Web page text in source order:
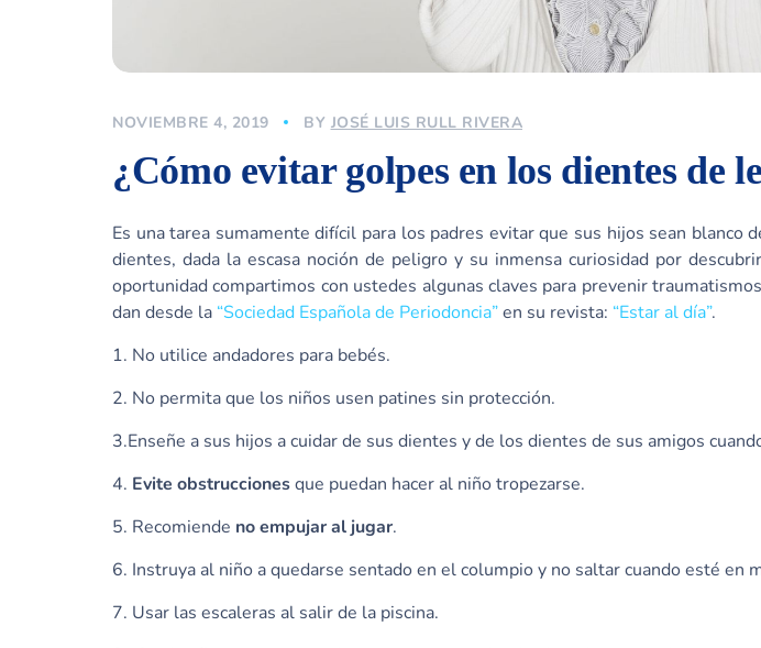
NOVIEMBRE 4, 2019 BY JOSÉ LUIS RULL RIVERA
¿Cómo evitar golpes en los dientes de
Es una tarea sumamente difícil para los padres evitar que sus hijos sean blanco
dientes, dada la escasa noción de peligro y su inmensa curiosidad por
oportunidad compartimos con ustedes algunas claves para prevenir
dan desde la “Sociedad Española de Periodoncia”en su revista: “Estar al día”.
1. No utilice andadores para bebés.
2. No permita que los niños usen patines sin protección.
3.Enseñe a sus hijos a cuidar de sus dientes y de los dientes de sus amigos
4. Evite obstruccionesque puedan hacer al niño tropezarse.
5. Recomiende no empujar al jugar.
6. Instruya al niño a quedarse sentado en el columpio y no saltar cuando esté en
7. Usar las escaleras al salir de la piscina.